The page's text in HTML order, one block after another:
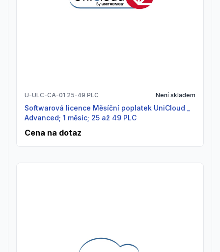
U-ULC-CA-01 25-49 PLC Není skladem
Softwarová licence Měsíční poplatek UniCloud _
Advanced; 1 měsíc; 25 až 49 PLC
Cena na dotaz